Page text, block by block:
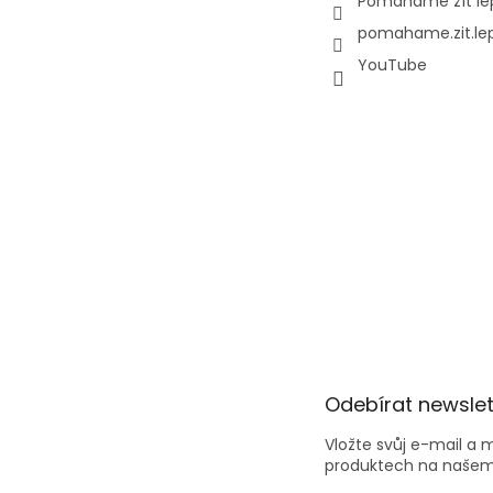
YouTube
Odebírat
Vložte svůj e-mail a
produktech na